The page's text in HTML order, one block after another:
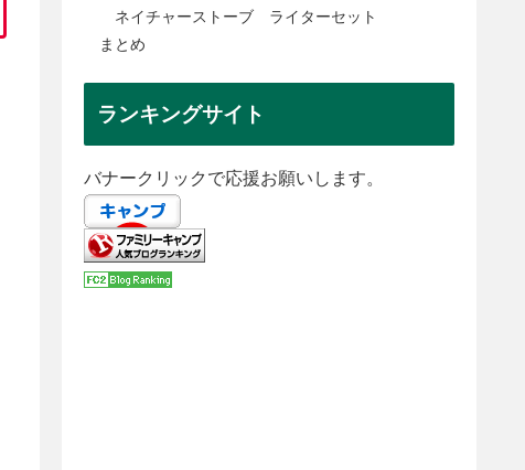
ネイチャーストーブ ライターセット
まとめ
ランキングサイト
バナークリックで応援お願いします。